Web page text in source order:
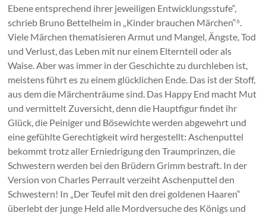
Ebene entsprechend ihrer jeweiligen Entwicklungsstufe“,
schrieb Bruno Bettelheim in „Kinder brauchen Märchen“6.
Viele Märchen thematisieren Armut und Mangel, Ängste, Tod
und Verlust, das Leben mit nur einem Elternteil oder als
Waise. Aber was immer in der Geschichte zu durchleben ist,
meistens führt es zu einem glücklichen Ende. Das ist der Stoff,
aus dem die Märchenträume sind. Das Happy End macht Mut
und vermittelt Zuversicht, denn die Hauptfigur findet ihr
Glück, die Peiniger und Bösewichte werden abgewehrt und
eine gefühlte Gerechtigkeit wird hergestellt: Aschenputtel
bekommt trotz aller Erniedrigung den Traumprinzen, die
Schwestern werden bei den Brüdern Grimm bestraft. In der
Version von Charles Perrault verzeiht Aschenputtel den
Schwestern! In „Der Teufel mit den drei goldenen Haaren“
überlebt der junge Held alle Mordversuche des Königs und